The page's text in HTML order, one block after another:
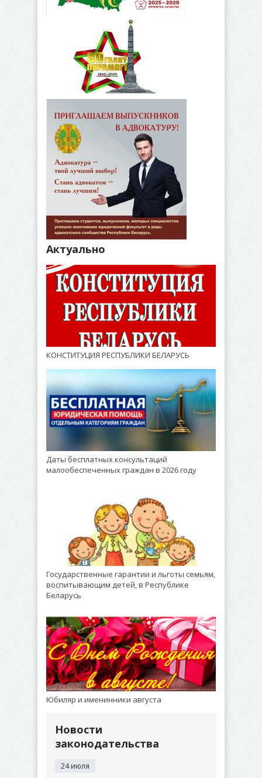
Актуально
КОНСТИТУЦИЯ РЕСПУБЛИКИ БЕЛАРУСЬ
Даты бесплатных консультаций
малообеспеченных граждан в 2026 году
Государственные гарантии и льготы семьям,
воспитывающим детей, в Республике
Беларусь
Юбиляр и именинники августа
Новости
законодательства
24 июля